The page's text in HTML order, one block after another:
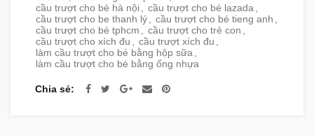
cầu trượt cho bé hà nội
cầu trượt cho bé lazada
cầu trượt cho be thanh lý
cầu trượt cho bé tieng anh
cầu trượt cho bé tphcm
cầu trượt cho trẻ con
cầu trượt cho xích đu
cầu trượt xích đu
làm cầu trượt cho bé bằng hộp sữa
làm cầu trượt cho bé bằng ống nhựa
Chia sẻ